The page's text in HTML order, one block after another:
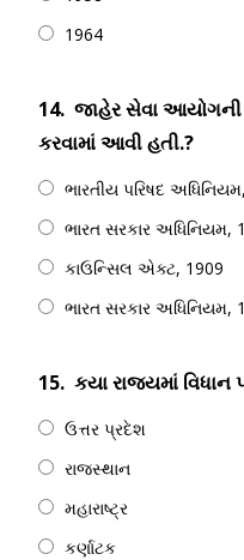
1964
14. જાહેર સેવા આયોગની
કરવામાં આવી હતી.?
ભારતીય પરિષદ
ભારત સરકાર અધિનિયમ,
કાઉન્સિલ એક્ટ, 1909
ભારત સરકાર અધિનિયમ,
15. કયા રાજ્યમાં વિધાન
ઉત્તર પ્રદેશ
રાજસ્થાન
મહારાષ્ટ્ર
કર્ણાટક